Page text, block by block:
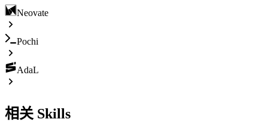
Neovate
Pochi
AdaL
相关 Skills